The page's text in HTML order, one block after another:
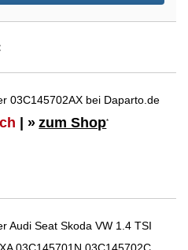
03C145702AX bei Daparto.de
| » zum Shop*
Audi Seat Skoda VW 1.4 TSI